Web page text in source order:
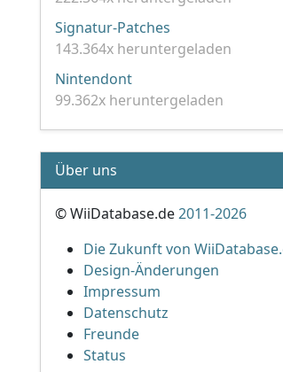
Signatur-Patches
143.364x heruntergeladen
Nintendont
99.362x heruntergeladen
Über uns
© WiiDatabase.de2011-2026
Die Zukunft von
Design-Änderungen
Impressum
Datenschutz
Freunde
Status